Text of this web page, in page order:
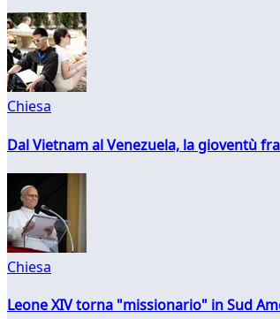
Chiesa
Dal Vietnam al Venezuela, la gioventù
Chiesa
Leone XIV torna "missionario" in Sud